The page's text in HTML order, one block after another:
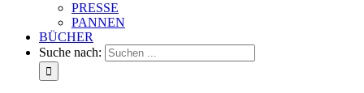
PRESSE
PANNEN
BÜCHER
Suche nach: